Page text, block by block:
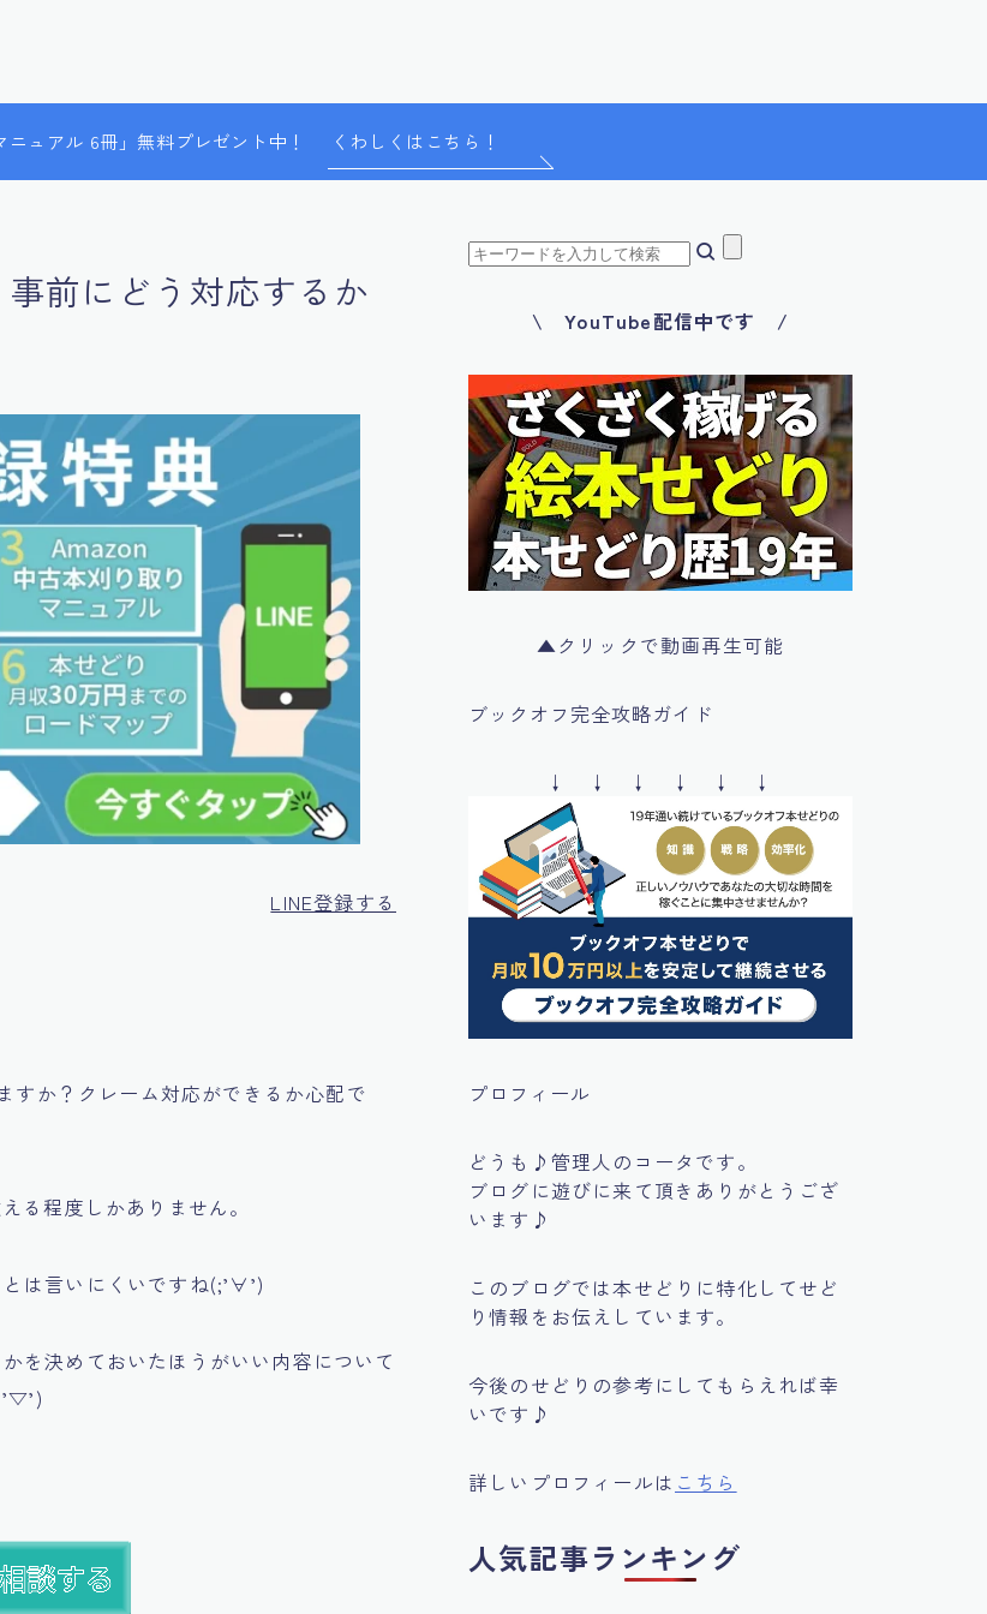
ュアル 6冊」無料プレゼント中！ くわしくはこちら！
前にどう対応するか
LINE登録する
すか？クレーム対応ができるか心配で
る程度しかありません。
は言いにくいですね(;’∀’)
を決めておいたほうがいい内容について
\ YouTube配信中です /
▲クリックで動画再生可能
ブックオフ完全攻略ガイド
↓ ↓ ↓ ↓ ↓ ↓
プロフィール
どうも♪管理人のコータです。
ブログに遊びに来て頂きありがとうござ
います♪
このブログでは本せどりに特化してせど
り情報をお伝えしています。
今後のせどりの参考にしてもらえれば幸
いです♪
詳しいプロフィールは こちら
人気記事ランキング